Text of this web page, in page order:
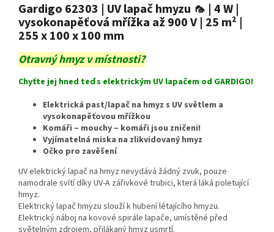
Gardigo 62303 | UV lapač hmyzu 🦟 | 4 W |
vysokonapěťová mřížka až 900 V | 25 m² |
255 x 100 x 100 mm
Otravný hmyz v místnosti?
Chyťte jej hned teď s elektrickým UV lapačem od GARDIGO!
Elektrická past/lapač na hmyz s UV světlem a
vysokonapěťovou mřížkou
Komáři – mouchy – komáři jsou zničeni!
Vyjímatelná miska na zlikvidovaný hmyz
Očko pro zavěšení
UV elektrický lapač na hmyz nevydává žádný zvuk, pouze
namodrale svítí díky UV-A zářivkové trubici, která láká poletující
hmyz.
Elektrický lapač hmyzu slouží k hubení létajícího hmyzu.
Elektrický náboj na kovové spirále lapače, umístěné před